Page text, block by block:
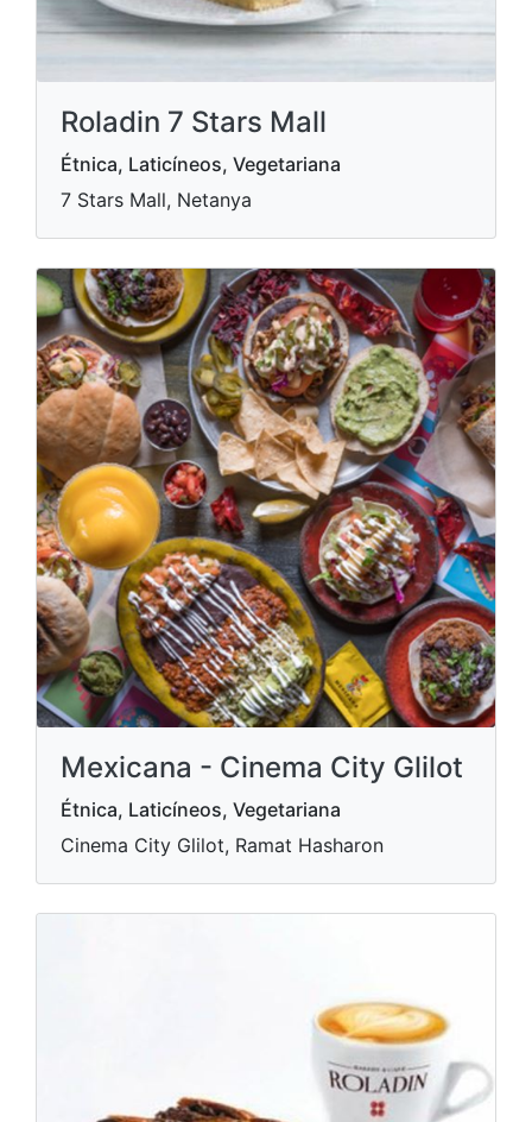
Roladin 7 Stars Mall
Étnica, Laticíneos, Vegetariana
7 Stars Mall, Netanya
Mexicana - Cinema City Glilot
Étnica, Laticíneos, Vegetariana
Cinema City Glilot, Ramat Hasharon